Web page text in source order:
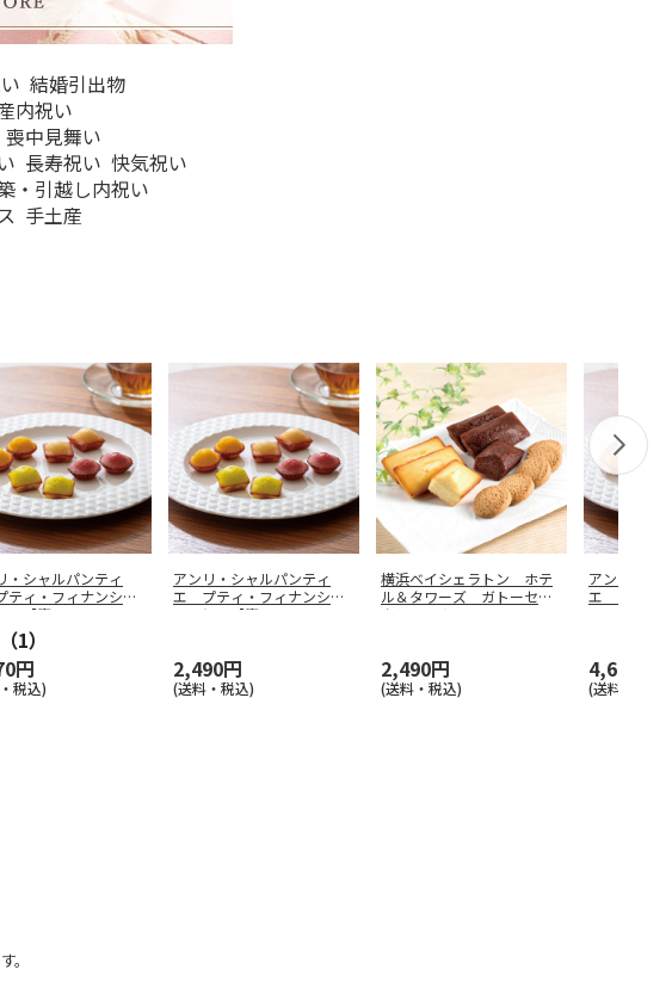
結婚引出物
内祝い
喪中見舞い
長寿祝い 快気祝い
・引越し内祝い
手土産
・シャルパンティ
ィ・フィナンシェ
入【慶
（1）
円
税込)
アンリ・シャルパンティ
エ プティ・フィナンシェ
１６個入【慶
2,490円
(送料・税込)
横浜ベイシェラトン ホテ
ル＆タワーズ ガトーセレ
クションＡ
2,490円
(送料・税込)
アンリ・シ
エ プティ
4,650円
(送料・税込)
。